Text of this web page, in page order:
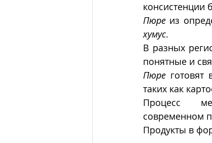
консистенции
Пюре
хумус.
В разных
понятные и
Пюре
таких как
Процесс
современном
Продукты в